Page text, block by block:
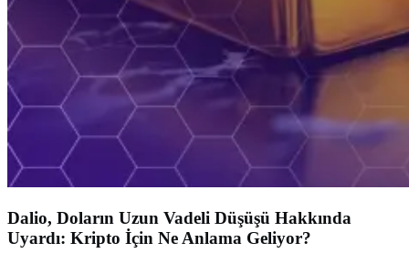
Dalio, Doların Uzun Vadeli Düşüşü Hakkında
Uyardı: Kripto İçin Ne Anlama Geliyor?